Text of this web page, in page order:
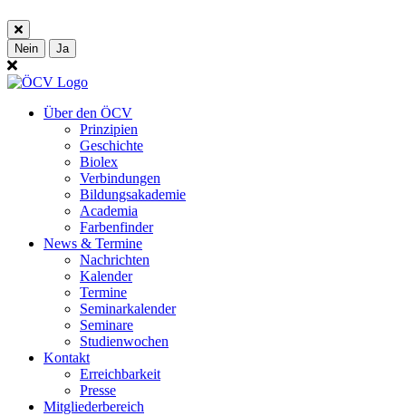
Nein Ja
Über den ÖCV
Prinzipien
Geschichte
Biolex
Verbindungen
Bildungsakademie
Academia
Farbenfinder
News & Termine
Nachrichten
Kalender
Termine
Seminarkalender
Seminare
Studienwochen
Kontakt
Erreichbarkeit
Presse
Mitgliederbereich